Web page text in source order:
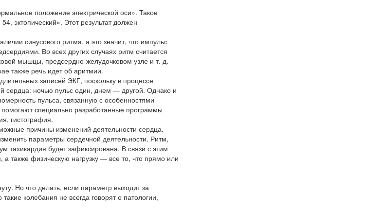
положение электрической оси». Такое
эктопический». Этот результат должен
синусового ритма, а это значит, что импульс
Во всех других случаях ритм считается
мышцы, предсердно-желудочковом узле и т. д.
также речь идет об аритмии.
записей ЭКГ, поскольку в процессе
сердца: ночью пульс один, днем — другой. Однако и
пульса, связанную с особенностями
специально разработанные программы
гистография.
причины изменений деятельности сердца.
параметры сердечной деятельности. Ритм,
тахикардия будет зафиксирована. В связи с этим
также физическую нагрузку — все то, что прямо или
Но что делать, если параметр выходит за
колебания не всегда говорят о патологии,